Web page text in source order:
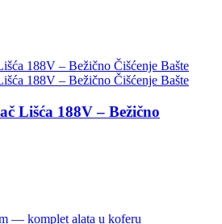
Lišća 188V – Bežično